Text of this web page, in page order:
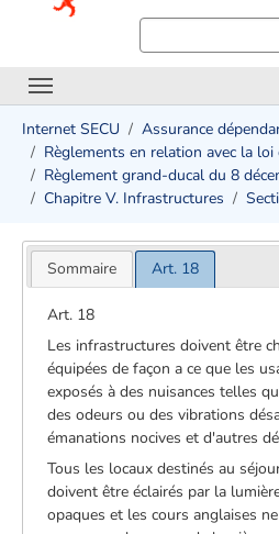
Internet SECU Assurance
Règlements en relation avec la
Règlement grand-ducal du 8
Chapitre V. Infrastructures
Sommaire Art. 18
Art. 18
Les infrastructures doivent être
équipées de façon a ce que les
exposés à des nuisances telles
des odeurs ou des vibrations
émanations nocives et d'autres
Tous les locaux destinés au
doivent être éclairés par la
opaques et les cours anglaises